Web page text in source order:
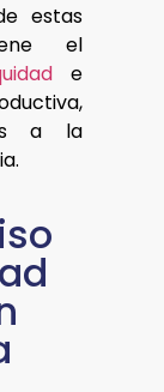
estas
el
e
a la